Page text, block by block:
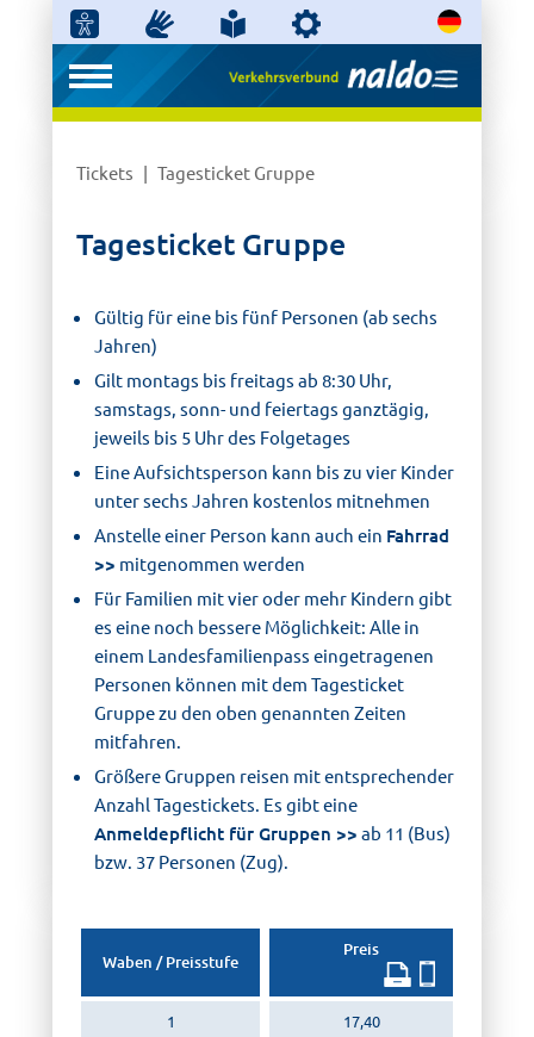
Tickets Tagesticket Gruppe
Tagesticket Gruppe
Gültig für eine bis fünf Personen (ab sechs
Jahren)
Gilt montags bis freitags ab 8:30 Uhr,
samstags, sonn- und feiertags ganztägig,
jeweils bis 5 Uhr des Folgetages
Eine Aufsichtsperson kann bis zu vier Kinder
unter sechs Jahren kostenlos mitnehmen
Anstelle einer Person kann auch ein Fahrrad
mitgenommen werden
Für Familien mit vier oder mehr Kindern gibt
es eine noch bessere Möglichkeit: Alle in
einem Landesfamilienpass eingetragenen
Personen können mit dem Tagesticket
Gruppe zu den oben genannten Zeiten
mitfahren.
Größere Gruppen reisen mit entsprechender
Anzahl Tagestickets. Es gibt eine
Anmeldepflicht für Gruppen
ab 11 (Bus)
bzw. 37 Personen (Zug).
Waben / Preisstufe
Preis
1 17,40